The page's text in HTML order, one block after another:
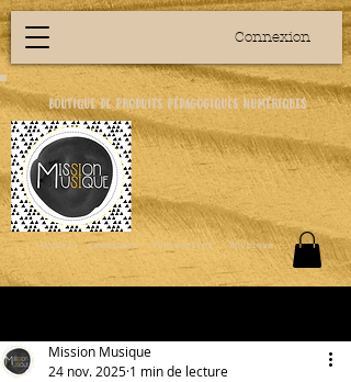
Connexion
boutique de produits pédagogiques numériques
Accueil Commandes Partenaires Boutique
Mission Musique
24 nov. 2025 1 min de lecture